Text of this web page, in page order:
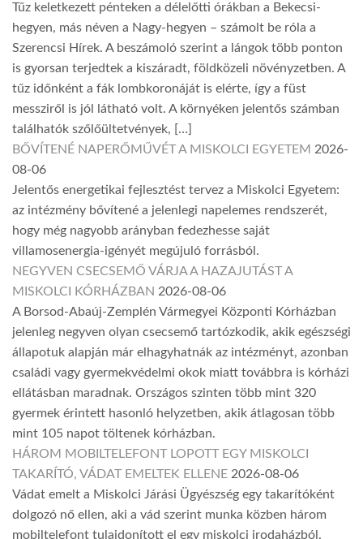
Tűz keletkezett pénteken a délelőtti órákban a Bekecsi-
hegyen, más néven a Nagy-hegyen – számolt be róla a
Szerencsi Hírek. A beszámoló szerint a lángok több ponton
is gyorsan terjedtek a kiszáradt, földközeli növényzetben. A
tűz időnként a fák lombkoronáját is elérte, így a füst
messziről is jól látható volt. A környéken jelentős számban
találhatók szőlőültetvények, […]
BŐVÍTENÉ NAPERŐMŰVÉT A MISKOLCI EGYETEM 2026-
08-06
Jelentős energetikai fejlesztést tervez a Miskolci Egyetem:
az intézmény bővítené a jelenlegi napelemes rendszerét,
hogy még nagyobb arányban fedezhesse saját
villamosenergia-igényét megújuló forrásból.
NEGYVEN CSECSEMŐ VÁRJA A HAZAJUTÁST A
MISKOLCI KÓRHÁZBAN 2026-08-06
A Borsod-Abaúj-Zemplén Vármegyei Központi Kórházban
jelenleg negyven olyan csecsemő tartózkodik, akik egészségi
állapotuk alapján már elhagyhatnák az intézményt, azonban
családi vagy gyermekvédelmi okok miatt továbbra is kórházi
ellátásban maradnak. Országos szinten több mint 320
gyermek érintett hasonló helyzetben, akik átlagosan több
mint 105 napot töltenek kórházban.
HÁROM MOBILTELEFONT LOPOTT EGY MISKOLCI
TAKARÍTÓ, VÁDAT EMELTEK ELLENE 2026-08-06
Vádat emelt a Miskolci Járási Ügyészség egy takarítóként
dolgozó nő ellen, aki a vád szerint munka közben három
mobiltelefont tulajdonított el egy miskolci irodaházból.